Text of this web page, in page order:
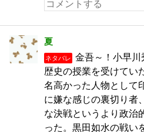
夏
ネタバレ
金吾～！小早川
歴史の授業を受けてい
名高かった人物として
に嫌な感じの裏切り者
な決戦というより政治
った。黒田如水の戦い